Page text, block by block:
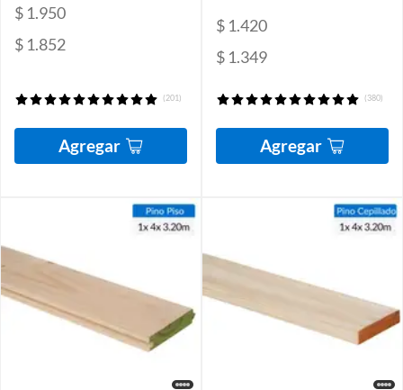
$ 1.950
$ 1.852
(201)
Agregar
$ 1.420
$ 1.349
(380)
Agregar